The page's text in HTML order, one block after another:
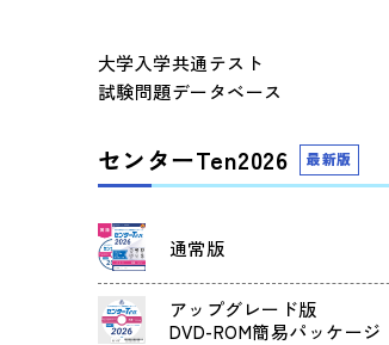
大学入学共通テスト
試験問題データベース
センターTen2026 最新版
通常版
アップグレード版
DVD-ROM簡易パッケージ